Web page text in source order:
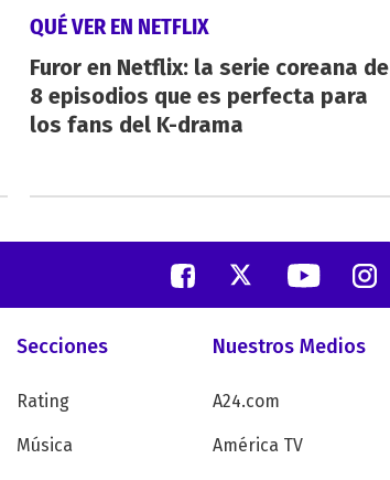
QUÉ VER EN NETFLIX
Furor en Netflix: la serie coreana de
8 episodios que es perfecta para
los fans del K-drama
Secciones
Rating
Música
Nuestros Medios
A24.com
América TV